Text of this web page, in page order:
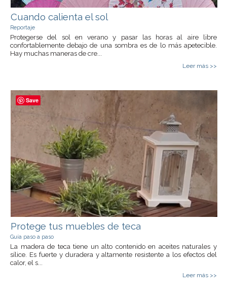
Cuando calienta el sol
Reportaje
Protegerse del sol en verano y pasar las horas al aire libre
confortablemente debajo de una sombra es de lo más apetecible.
Hay muchas maneras de cre...
Leer más >>
Protege tus muebles de teca
Guía paso a paso
La madera de teca tiene un alto contenido en aceites naturales y
sílice. Es fuerte y duradera y altamente resistente a los efectos del
calor, el s...
Leer más >>
Save